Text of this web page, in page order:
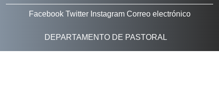
Facebook Twitter Instagram Correo electrónico
DEPARTAMENTO DE PASTORAL